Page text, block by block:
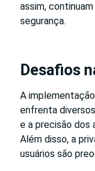
assim,
segurança.
Desafios
A
enfrenta
e a precisão dos
Além disso, a
usuários são